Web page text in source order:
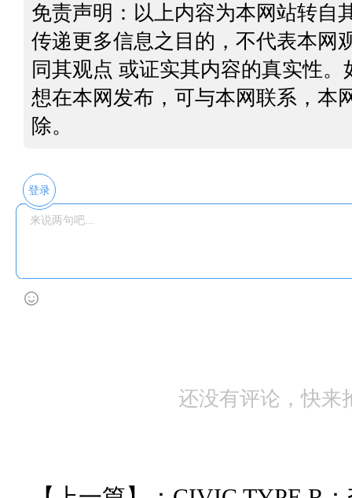
免责声明：以上内容为本网站转自
传递更多信息之目的，不代表本网
同其观点 或证实其内容的真实性
想在本网发布，可与本网联系，本
除。
登录
还没有评论，快来